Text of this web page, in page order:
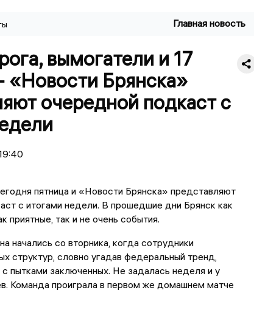
Главная новость
вымогатели и 17
«Новости Брянска»
очередной подкаст с
пятница и «Новости Брянска» представляют
с итогами недели. В прошедшие дни Брянск как
приятные, так и не очень события.
начались со вторника, когда сотрудники
структур, словно угадав федеральный тренд,
с пытками заключенных. Не задалась неделя и у
Команда проиграла в первом же домашнем матче